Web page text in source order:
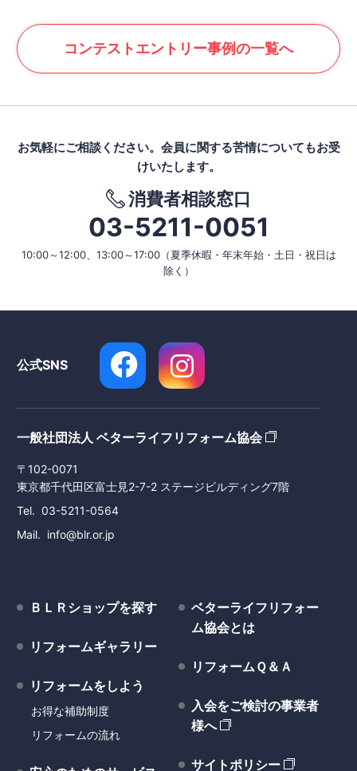
コンテストエントリー事例の一覧へ
お気軽にご相談ください。 会員に関する苦情についてもお受
けいたします。
消費者相談窓口
03-5211-0051
10:00～12:00、13:00～17:00（夏季休暇・年末年始・土日・祝日は
除く）
公式SNS
一般社団法人 ベターライフリフォーム協会
〒102-0071
東京都千代田区富士見2-7-2 ステージビルディング7階
Tel
03-5211-0564
Mail
info@blr.or.jp
ＢＬＲショップを探す
リフォームギャラリー
リフォームをしよう
お得な補助制度
リフォームの流れ
ベターライフリフォー
ム協会とは
リフォームＱ＆Ａ
入会をご検討の事業者
様へ
サイトポリシー